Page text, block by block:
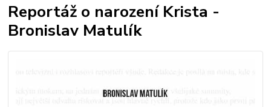
Reportáž o narození Krista -
Bronislav Matulík